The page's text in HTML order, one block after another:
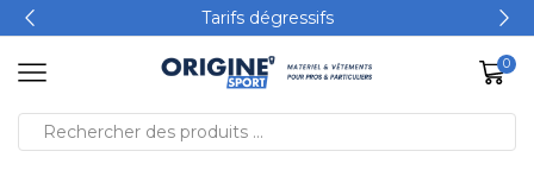
Tarifs dégressifs
0